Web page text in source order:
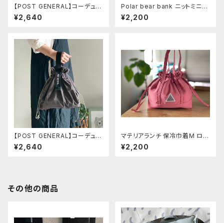
【POST GENERAL】コーデュロ
イバッグ ブラウン
¥2,640
Polar bear bank ニットミニバ
ッグ ベアグレー
¥2,200
【POST GENERAL】コーデュロ
イバッグ グレイ
¥2,640
マテリアランチ 保冷巾着M ロー
ズ
¥2,200
その他の商品